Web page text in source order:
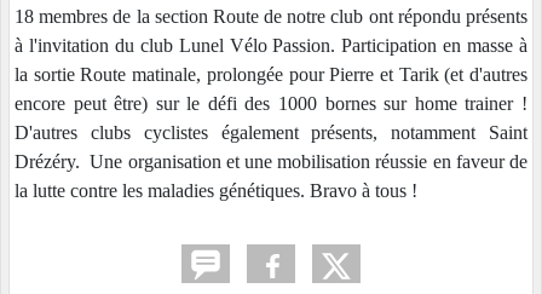
18 membres de la section Route de notre club ont répondu présents
à l'invitation du club Lunel Vélo Passion. Participation en masse à
la sortie Route matinale, prolongée pour Pierre et Tarik (et d'autres
encore peut être) sur le défi des 1000 bornes sur home trainer !
D'autres clubs cyclistes également présents, notamment Saint
Drézéry. Une organisation et une mobilisation réussie en faveur de
la lutte contre les maladies génétiques. Bravo à tous !